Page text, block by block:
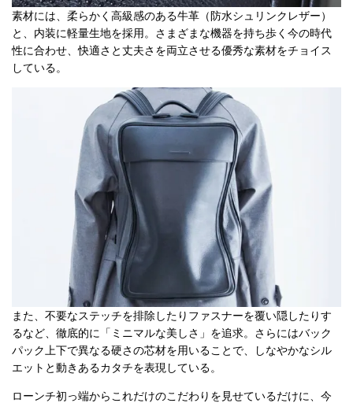
素材には、柔らかく高級感のある牛革（防水シュリンクレザー）
と、内装に軽量生地を採用。さまざまな機器を持ち歩く今の時代
性に合わせ、快適さと丈夫さを両立させる優秀な素材をチョイス
している。
また、不要なステッチを排除したりファスナーを覆い隠したりす
るなど、徹底的に「ミニマルな美しさ」を追求。さらにはバック
パック上下で異なる硬さの芯材を用いることで、しなやかなシル
エットと動きあるカタチを表現している。
ローンチ初っ端からこれだけのこだわりを見せているだけに、今